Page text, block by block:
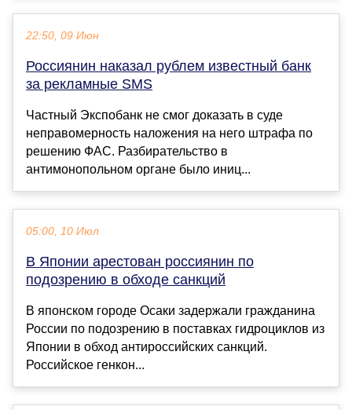
22:50, 09 Июн
Россиянин наказал рублем известный банк
за рекламные SMS
Частный Экспобанк не смог доказать в суде
неправомерность наложения на него штрафа по
решению ФАС. Разбирательство в
антимонопольном органе было иниц...
05:00, 10 Июл
В Японии арестован россиянин по
подозрению в обходе санкций
В японском городе Осаки задержали гражданина
России по подозрению в поставках гидроциклов из
Японии в обход антироссийских санкций.
Российское генкон...